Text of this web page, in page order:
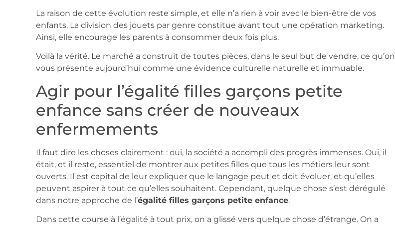
La raison de cette évolution reste simple, et elle n’a rien à voir avec le bien-être de vos
enfants. La division des jouets par genre constitue avant tout une opération marketing.
Ainsi, elle encourage les parents à consommer deux fois plus.
Voilà la vérité. Le marché a construit de toutes pièces, dans le seul but de vendre, ce qu’on
vous présente aujourd’hui comme une évidence culturelle naturelle et immuable.
Agir pour l’égalité filles garçons petite
enfance sans créer de nouveaux
enfermements
Il faut dire les choses clairement : oui, la société a accompli des progrès immenses. Oui, il
était, et il reste, essentiel de montrer aux petites filles que tous les métiers leur sont
ouverts. Il est capital de leur expliquer que le langage peut et doit évoluer, et qu’elles
peuvent aspirer à tout ce qu’elles souhaitent. Cependant, quelque chose s’est dérégulé
dans notre approche de l’égalité filles garçons petite enfance.
Dans cette course à l’égalité à tout prix, on a glissé vers quelque chose d’étrange. On a